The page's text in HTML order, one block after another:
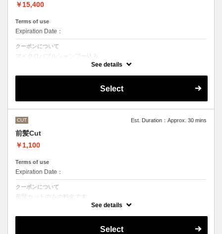
￥15,400
Terms of use
Expiration Date：
クーポンについて
マイクロバブルシャンプー込み
Aujuaシステムトリートメントを使った４ステップトリートメント
で、料金が前後する場合がございます。
See details
Select
CUT Est. Duration：Approx. 30 mins
前髪Cut
￥1,100
Terms of use
Expiration Date：
クーポンについて
前髪カットのみの料金です。
●その他のメニューとご一緒に選択された場合
See details
Select